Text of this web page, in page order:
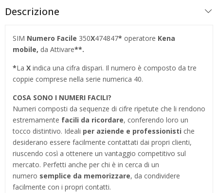
Descrizione
SIM Numero Facile 350X474847* operatore Kena
mobile, da Attivare**.
*La X indica una cifra dispari. Il numero è composto da tre
coppie comprese nella serie numerica 40.
COSA SONO I NUMERI FACILI?
Numeri composti da sequenze di cifre ripetute che li rendono
estremamente facili da ricordare, conferendo loro un
tocco distintivo. Ideali per aziende e professionisti che
desiderano essere facilmente contattati dai propri clienti,
riuscendo così a ottenere un vantaggio competitivo sul
mercato. Perfetti anche per chi è in cerca di un
numero semplice da memorizzare, da condividere
facilmente con i propri contatti.